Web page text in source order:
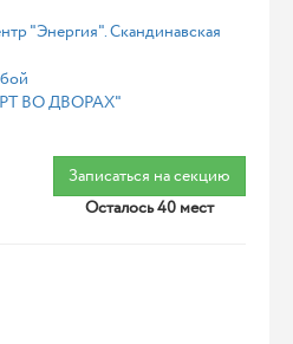
"Энергия". Скандинавская
ВО ДВОРАХ"
Записаться на секцию
Осталось 40 мест